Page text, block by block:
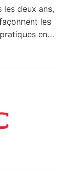
les deux ans,
les
en…